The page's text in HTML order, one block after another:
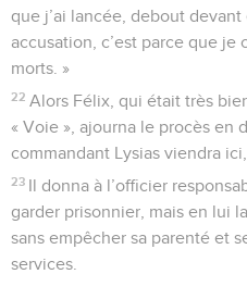
que j’ai lancée, debout devant
accusation, c’est parce que je
morts. »
22 Alors Félix, qui était très
« Voie », ajourna le procès en
commandant Lysias viendra
23 Il donna à l’officier
garder prisonnier, mais en lui
sans empêcher sa parenté et
services.